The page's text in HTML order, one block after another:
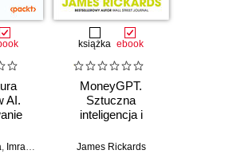
AI.
, Imran Ahmad
książka ebook
MoneyGPT.
Sztuczna
inteligencja i
globalnej ekonomii
James Rickards